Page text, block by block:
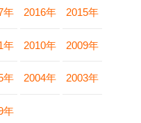
年 2016年 2015年
年 2010年 2009年
年 2004年 2003年
年